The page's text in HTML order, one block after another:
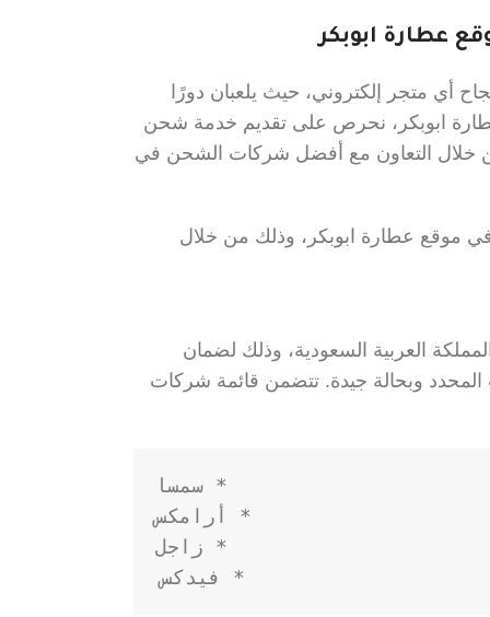
عطارة ابوبكر
أي متجر إلكتروني، حيث يلعبان دورًا
ابوبكر، نحرص على تقديم خدمة شحن
من خلال التعاون مع أفضل شركات الشحن في
موقع عطارة ابوبكر، وذلك من خلال
العربية السعودية، وذلك لضمان
وبحالة جيدة. تتضمن قائمة شركات
* فيدكس